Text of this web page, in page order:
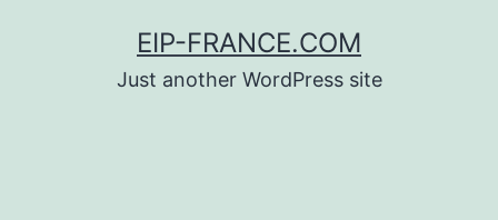
EIP-FRANCE.COM
Just another WordPress site